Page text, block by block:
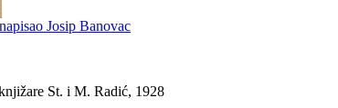
Josip Banovac
St. i M. Radić, 1928